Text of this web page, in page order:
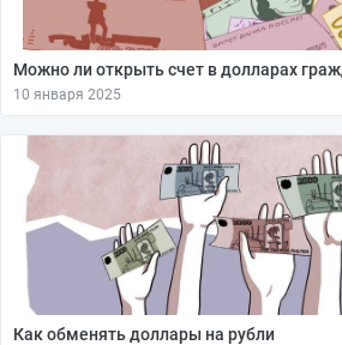
Можно ли открыть счет в долларах
10 января 2025
Как обменять доллары на рубли